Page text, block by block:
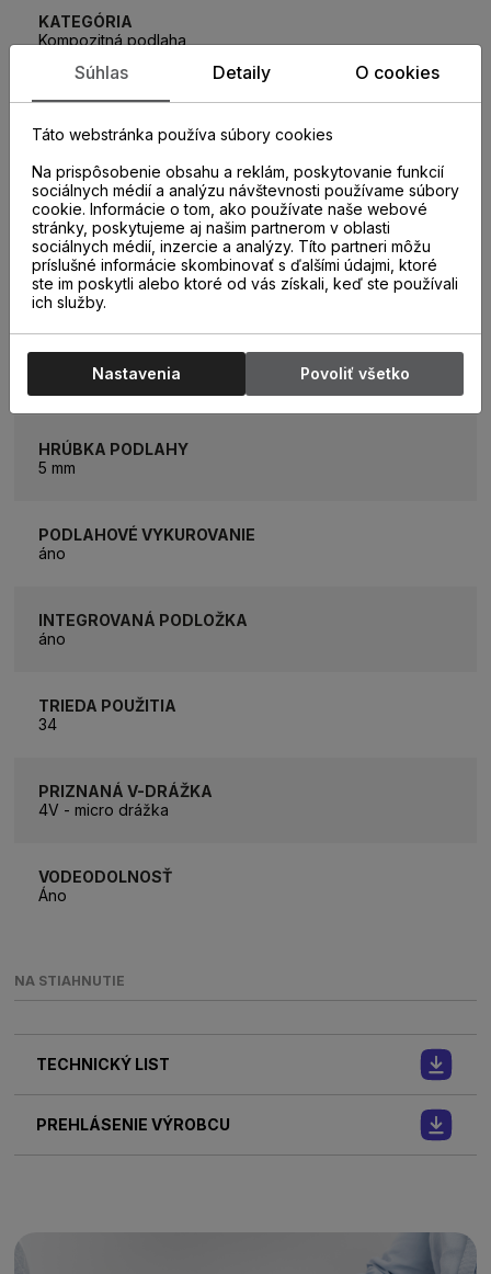
KATEGÓRIA
Kompozitná podlaha
KOLEKCIA
SPC Living
ROZMER LAMELY
1234 x 198 mm
ROZMER BALÍKA
88 m2 (9 lamiel)
TYP SPOJA
I4F Lock bez lepenia
HRÚBKA PODLAHY
5 mm
PODLAHOVÉ VYKUROVANIE
áno
INTEGROVANÁ PODLOŽKA
áno
TRIEDA POUŽITIA
34
PRIZNANÁ V-DRÁŽKA
4V - micro drážka
VODEODOLNOSŤ
Áno
NA STIAHNUTIE
TECHNICKÝ LIST
PREHLÁSENIE VÝROBCU
Súhlas Detaily O cookies
Táto webstránka používa súbory cookies
Na prispôsobenie obsahu a reklám, poskytovanie funkcií
sociálnych médií a analýzu návštevnosti používame súbory
cookie. Informácie o tom, ako používate naše webové
stránky, poskytujeme aj našim partnerom v oblasti
sociálnych médií, inzercie a analýzy. Títo partneri môžu
príslušné informácie skombinovať s ďalšími údajmi, ktoré
ste im poskytli alebo ktoré od vás získali, keď ste používali
ich služby.
Nastavenia Povoliť všetko